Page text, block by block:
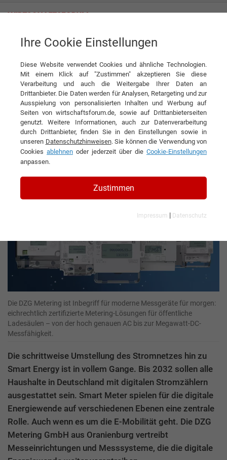
DZG Metering GmbH Wenn es ganz genau sein soll ...
Interview DZG Metering GmbH
DIESEN ARTIKEL EMPFEHLEN
Wenn es ganz genau sein soll ...
Interview mit Michael Zintl,
Geschäftsführer der DZG Metering GmbH
Die DZG Metering ist Inbegriff für moderne Messgeräte für morgen:
eichrechtlich zertifizierte Metering-Lösungen für öffentliche
Ladesäulen – von der hoch genauen AC bis zur Megawatt-DC-
Messfähigkeit.
Die schrittweise Umstellung des Stromnetzes hin zu
Smart Energy ist in vollem Gange. Bis 2032 sollen alle
Haushalte in Deutschland mit digitalen Stromzählern
ausgestattet sein. Smart Meter spielen für die digitale
Energiewende auf verschiedenen Ebenen eine zentrale
Rolle. Auch wenn es um die E-Mobilität geht. Die DZG
Metering GmbH aus Oranienburg vertreibt
Messeinrichtungen und Messsysteme, die die digitale
Ihre Cookie Einstellungen
Diese Website verwendet Cookies und ähnliche Technologien.
Mit einem Klick auf "Zustimmen" akzeptieren Sie diese
Verarbeitung und auch die Weitergabe Ihrer Daten an
Drittanbieter. Die Daten werden für Analysen, Retargeting und zur
Ausspielung von personalisierten Inhalten und Werbung auf
Seiten von wirtschaftsforum.de, sowie auf Drittanbieterseiten
genutzt. Weitere Informationen, auch zur Datenverarbeitung
durch Drittanbieter, finden Sie in den Einstellungen sowie in
unseren Datenschutzhinweisen. Sie können die Verwendung von
Cookies ablehnen oder jederzeit über die Cookie-Einstellungen
anpassen.
Zustimmen
Impressum | Datenschutz